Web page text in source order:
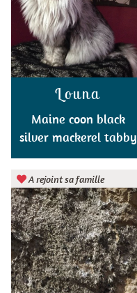
Louna
Maine coon black
silver mackerel tabby
A rejoint sa famille